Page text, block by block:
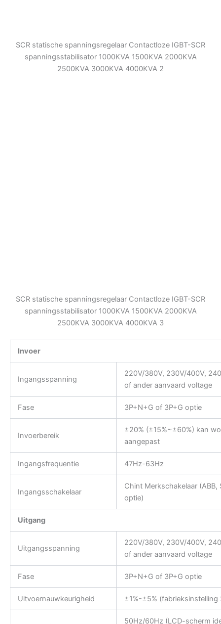
SCR statische spanningsregelaar Contactloze IGBT-SCR
spanningsstabilisator 1000KVA 1500KVA 2000KVA
2500KVA 3000KVA 4000KVA 2
SCR statische spanningsregelaar Contactloze IGBT-SCR
spanningsstabilisator 1000KVA 1500KVA 2000KVA
2500KVA 3000KVA 4000KVA 3
Invoer
Ingangsspanning
220V/380V, 230V/400V,
of ander aanvaard voltage
Fase 3P+N+G of 3P+G optie
Invoerbereik
±20% (±15%~±60%) kan
aangepast
Ingangsfrequentie 47Hz-63Hz
Ingangsschakelaar
Chint Merkschakelaar (ABB,
optie)
Uitgang
Uitgangsspanning
220V/380V, 230V/400V,
of ander aanvaard voltage
Fase 3P+N+G of 3P+G optie
Uitvoernauwkeurigheid ±1%-±5% (fabrieksinstelling
50Hz/60Hz (LCD-scherm